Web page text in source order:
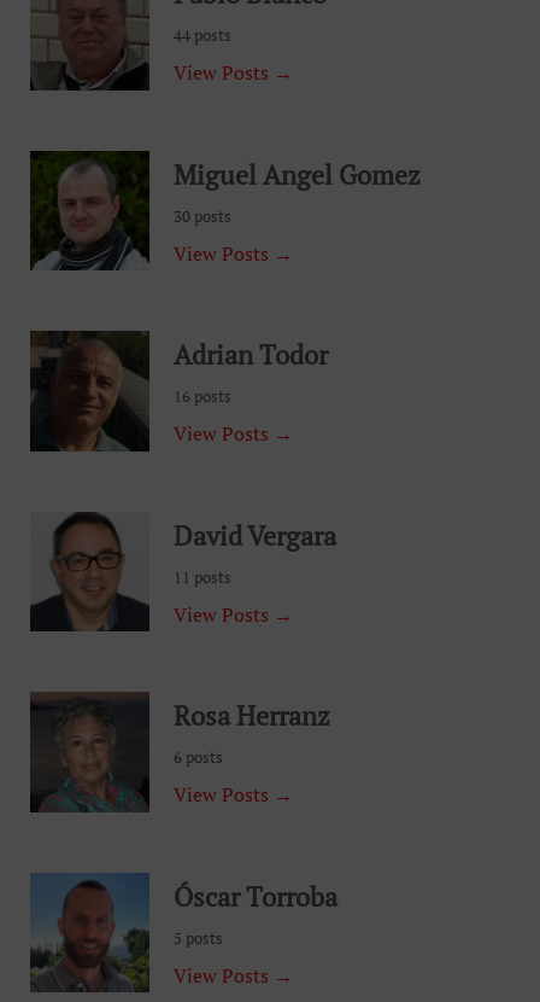
44 posts
View Posts →
Miguel Angel Gomez
30 posts
View Posts →
Adrian Todor
16 posts
View Posts →
David Vergara
11 posts
View Posts →
Rosa Herranz
6 posts
View Posts →
Óscar Torroba
5 posts
View Posts →